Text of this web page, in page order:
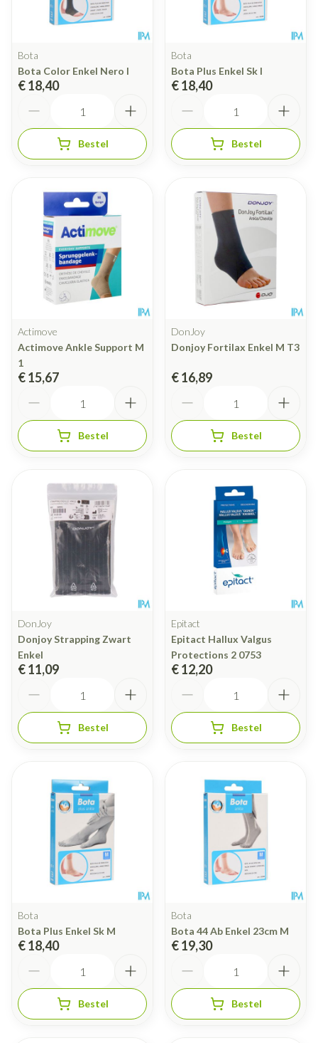
Bota
Bota Color Enkel Nero l
€ 18,40
Bestel
Bota
Bota Plus Enkel Sk l
€ 18,40
Bestel
Actimove
Actimove Ankle Support M
1
€ 15,67
Bestel
DonJoy
Donjoy Fortilax Enkel M T3
€ 16,89
Bestel
DonJoy
Donjoy Strapping Zwart
Enkel
€ 11,09
Bestel
Epitact
Epitact Hallux Valgus
Protections 2 0753
€ 12,20
Bestel
Bota
Bota Plus Enkel Sk M
€ 18,40
Bestel
Bota
Bota 44 Ab Enkel 23cm M
€ 19,30
Bestel